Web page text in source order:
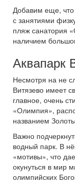
Добавим еще,
с занятиями
пляж санатория
наличием
Аквапарк
Несмотря на не
Витязево имеет
главное, очень
«Олимпия»,
названием
Важно
водный парк. В
«мотивы», что
окунуться в мир
олимпийских